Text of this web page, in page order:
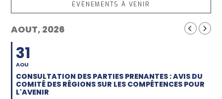
EVÈNEMENTS À VENIR
AOUT, 2026
31
AOU
CONSULTATION DES PARTIES PRENANTES : AVIS DU
COMITÉ DES RÉGIONS SUR LES COMPÉTENCES POUR
L'AVENIR